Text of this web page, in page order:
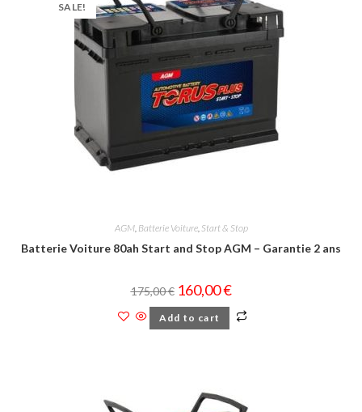
SALE!
AGM, Batterie Voiture, Start & Stop
Batterie Voiture 80ah Start and Stop AGM – Garantie 2 ans
175,00€ 160,00€
Add to cart